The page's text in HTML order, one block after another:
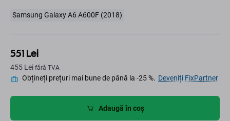
Samsung Galaxy A6 A600F (2018)
551 Lei
455 Lei fără TVA
Obțineți prețuri mai bune de până la -25 %. Deveniți FixPartner
Adaugă în coș